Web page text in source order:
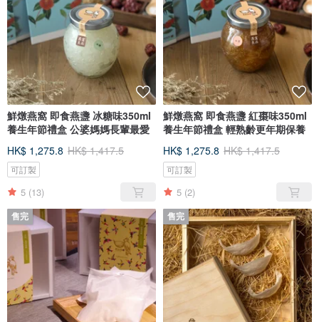
鮮燉燕窩 即食燕盞 冰糖味350ml
養生年節禮盒 公婆媽媽長輩最愛
HK$ 1,275.8 HK$ 1,417.5
可訂製
5 (13)
鮮燉燕窩 即食燕盞 紅棗味350ml
養生年節禮盒 輕熟齡更年期保養
HK$ 1,275.8 HK$ 1,417.5
可訂製
5 (2)
售完 售完